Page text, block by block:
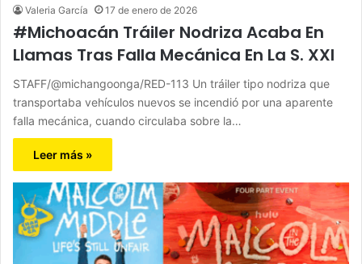
Valeria García 17 de enero de 2026
#Michoacán Tráiler Nodriza Acaba En
Llamas Tras Falla Mecánica En La S. XXI
STAFF/@michangoonga/RED-113 Un tráiler tipo nodriza que
transportaba vehículos nuevos se incendió por una aparente
falla mecánica, cuando circulaba sobre la…
Leer más »